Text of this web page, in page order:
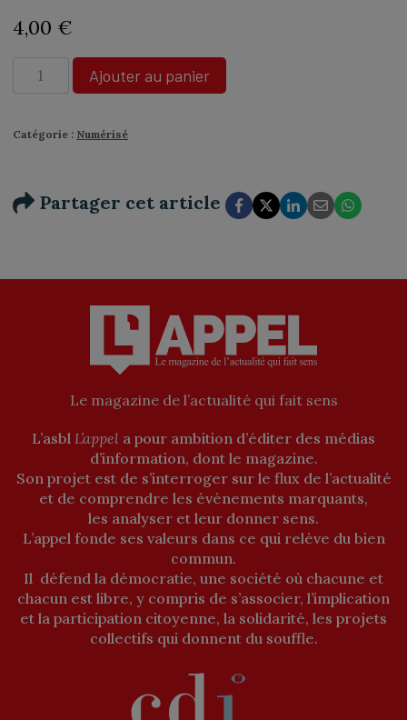
4,00 €
quantité
483
:
Ajouter au panier
Catégorie : Numérisé
Partager cet article
Le magazine de l’actualité qui fait sens
L’asbl L’appel a pour ambition d’éditer des médias
d’information, dont le magazine.
Son projet est de s’interroger sur le flux de l’actualité
et de comprendre les événements marquants,
les analyser et leur donner sens.
L’appel fonde ses valeurs dans ce qui relève du bien
commun.
Il défend la démocratie, une société où chacune et
chacun est libre, y compris de s’associer, l’implication
et la participation citoyenne, la solidarité, les projets
collectifs qui donnent du souffle.